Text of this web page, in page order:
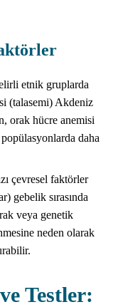
etnik gruplarda
(talasemi) Akdeniz
orak hücre anemisi
daha
çevresel faktörler
gebelik sırasında
veya genetik
neden olarak
ve Testler: